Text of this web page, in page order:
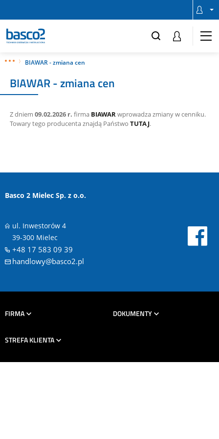
BIAWAR - zmiana cen
BIAWAR - zmiana cen
Z dniem 09.02.2026 r. firma BIAWARwprowadza zmiany w cenniku.
Towary tego producenta znajdą Państwo TUTAJ.
Basco 2 Mielec Sp. z o.o.
ul. Inwestorów 4
39-300 Mielec
+48 17 583 09 39
handlowy@basco2.pl
FIRMA
STREFA KLIENTA
DOKUMENTY